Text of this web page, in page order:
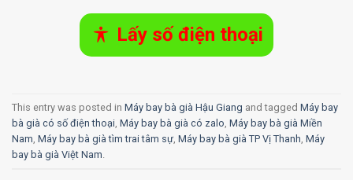
Lấy số điện thoại
This entry was posted in Máy bay bà già Hậu Giang and tagged Máy bay
bà già có số điện thoại Máy bay bà già có zalo Máy bay bà già Miền
Nam Máy bay bà già tìm trai tâm sự Máy bay bà già TP Vị Thanh Máy
bay bà già Việt Nam